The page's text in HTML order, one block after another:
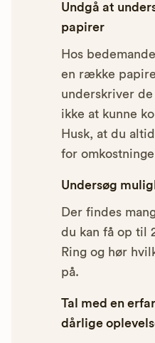
Undgå at
papirer
Hos
en række
underskriver
ikke at kunne
Husk, at du
for
Undersøg
Der findes
du kan få op til
Ring og hør
på.
Tal med en
dårlige